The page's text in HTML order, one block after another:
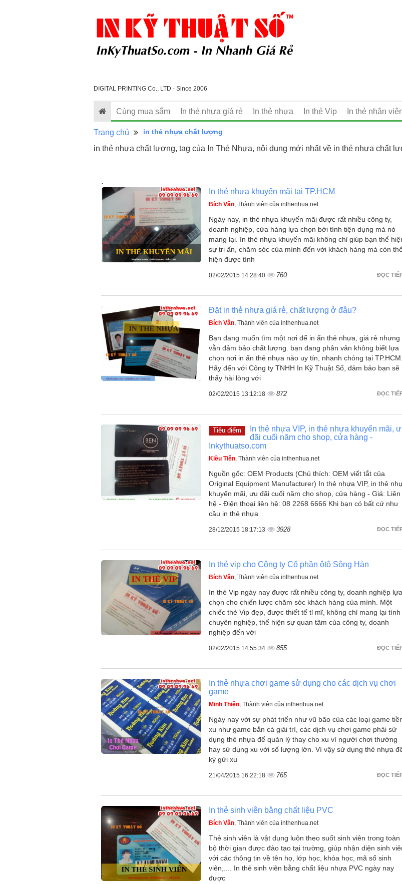
DIGITAL PRINTING Co., LTD - Since 2006
Cùng mua sắm In thẻ nhựa giá rẻ In thẻ nhựa In thẻ Vip In thẻ nhân
Trang chủ in thẻ nhựa chất lượng
in thẻ nhựa chất lượng, tag của In Thẻ Nhựa, nội dung mới nhất về in thẻ nhựa chất
.
In thẻ nhựa khuyến mãi tại TP.HCM
Bích Vân , Thành viên của inthenhua.net
Ngày nay, in thẻ nhựa khuyến mãi được rất nhiều công ty,
doanh nghiệp, cửa hàng lựa chọn bởi tính tiện dụng mà nó
mang lại. In thẻ nhựa khuyến mãi không chỉ giúp bạn thể
sự tri ấn, chăm sóc của mình đến với khách hàng mà còn
hiện được tính
ĐỌC
02/02/2015 14:28:40 760
Đặt in thẻ nhựa giá rẻ, chất lượng ở đâu?
Bích Vân , Thành viên của inthenhua.net
Bạn đang muốn tìm một nơi để in ấn thẻ nhựa, giá rẻ nhưng
vẫn đảm bảo chất lượng. bạn đang phân vân không biết lựa
chọn nơi in ấn thẻ nhựa nào uy tín, nhanh chóng tại TP.HCM.
Hãy đến với Công ty TNHH In Kỹ Thuật Số, đảm bảo bạn sẽ
thấy hài lòng với
ĐỌC
02/02/2015 13:12:18 872
Tiêu điểm
In thẻ nhựa VIP, in thẻ nhựa khuyến mãi,
đãi cuối năm cho shop, cửa hàng -
Inkythuatso.com
Kiều Tiên , Thành viên của inthenhua.net
Nguồn gốc: OEM Products (Chú thích: OEM viết tắt của
Original Equipment Manufacturer) In thẻ nhựa VIP, in thẻ
khuyến mãi, ưu đãi cuối năm cho shop, cửa hàng - Giá: Liên
hệ - Điện thoại liên hệ: 08 2268 6666 Khi bạn có bất cứ nhu
cầu in thẻ nhựa
ĐỌC
28/12/2015 18:17:13 3928
In thẻ vip cho Công ty Cổ phần ôtô Sông Hàn
Bích Vân , Thành viên của inthenhua.net
In thẻ Vip ngày nay được rất nhiều công ty, doanh nghiệp lựa
chọn cho chiến lược chăm sóc khách hàng của mình. Một
chiếc thẻ Vip đẹp, được thiết tế tỉ mĩ, không chỉ mang lại tính
chuyên nghiệp, thể hiện sự quan tâm của công ty, doanh
nghiệp đến với
ĐỌC
02/02/2015 14:55:34 855
In thẻ nhựa chơi game sử dụng cho các dịch vụ chơi
game
Minh Thiện , Thành viên của inthenhua.net
Ngày nay với sự phát triển như vũ bão của các loại game
xu như game bắn cá giải trí, các dịch vụ chơi game phải sử
dụng thẻ nhựa để quản lý thay cho xu vì người chơi thường
hay sử dụng xu với số lượng lớn. Vì vậy sử dụng thẻ nhựa
ký gửi xu
ĐỌC
21/04/2015 16:22:18 765
In thẻ sinh viên bằng chất liệu PVC
Bích Vân , Thành viên của inthenhua.net
Thẻ sinh viên là vật dụng luôn theo suốt sinh viên trong toàn
bộ thời gian được đào tạo tại trường, giúp nhận diện sinh
với các thông tin về tên họ, lớp học, khóa học, mã số sinh
viên,.... In thẻ sinh viên bằng chất liệu nhựa PVC ngày nay
được